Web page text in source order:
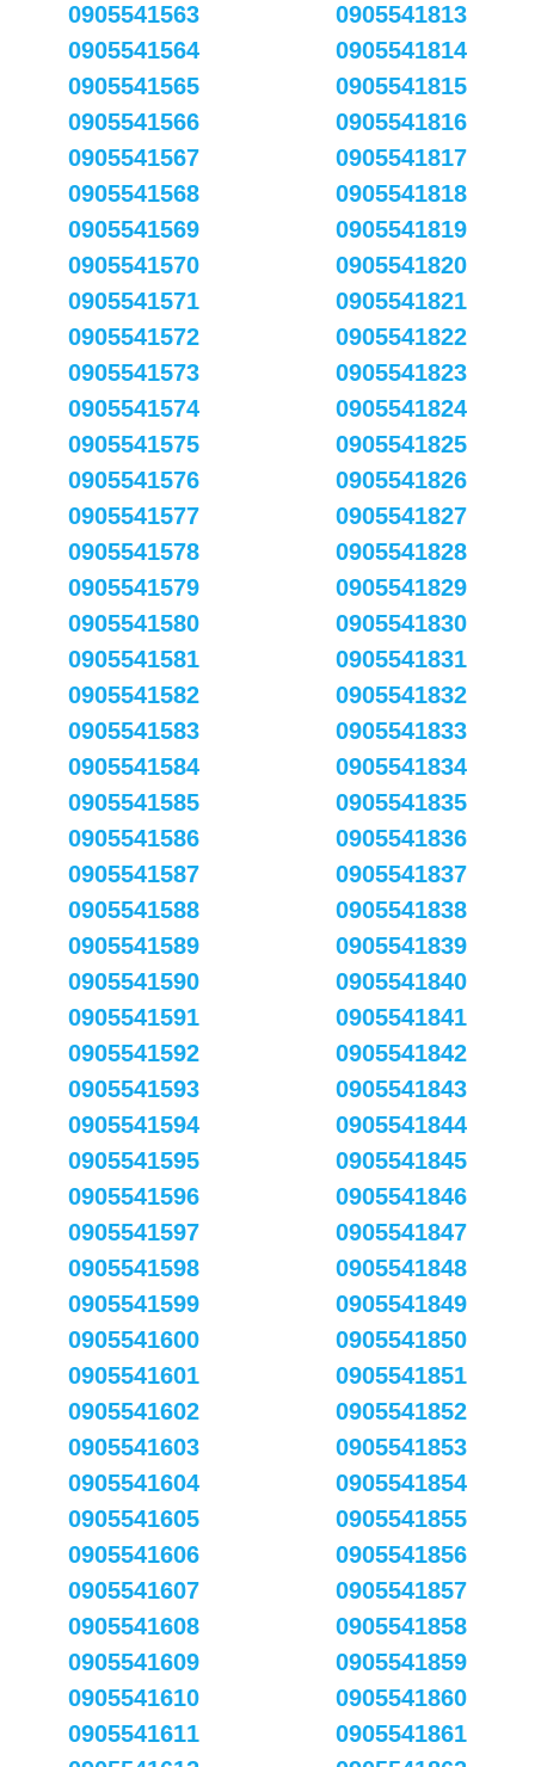
0905541563
0905541564
0905541565
0905541566
0905541567
0905541568
0905541569
0905541570
0905541571
0905541572
0905541573
0905541574
0905541575
0905541576
0905541577
0905541578
0905541579
0905541580
0905541581
0905541582
0905541583
0905541584
0905541585
0905541586
0905541587
0905541588
0905541589
0905541590
0905541591
0905541592
0905541593
0905541594
0905541595
0905541596
0905541597
0905541598
0905541599
0905541600
0905541601
0905541602
0905541603
0905541604
0905541605
0905541606
0905541607
0905541608
0905541609
0905541610
0905541611
0905541813
0905541814
0905541815
0905541816
0905541817
0905541818
0905541819
0905541820
0905541821
0905541822
0905541823
0905541824
0905541825
0905541826
0905541827
0905541828
0905541829
0905541830
0905541831
0905541832
0905541833
0905541834
0905541835
0905541836
0905541837
0905541838
0905541839
0905541840
0905541841
0905541842
0905541843
0905541844
0905541845
0905541846
0905541847
0905541848
0905541849
0905541850
0905541851
0905541852
0905541853
0905541854
0905541855
0905541856
0905541857
0905541858
0905541859
0905541860
0905541861